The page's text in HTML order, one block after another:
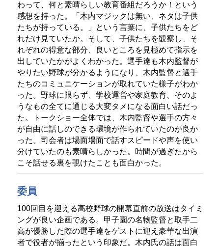
わって、何と素晴らしい教育番組だろうか！という
感想を持った。「木内マジックは無い、ネタは子供
たちが持っている。」という言葉に、子供たちをど
れだけ見ていたか。そして、子供たちを観察し、そ
れぞれの得意な部分、良いところを見極めて指示を
出していたかがよくわかった。選手達も木内監督が
やりたい野球が分かるようになり、木内監督と選手
たちのコミュニケーションが取れていた様子がわか
った。野球に限らず、学校運営や家庭教育、そのよ
うなもの全てに通じる大変タメになる面白い話だっ
た。トークショー全体では、木内監督や選手の方々
が自由に話しのできる環境が作られていたのが良か
った。司会者は場面場面で話すスピードや声を使い
分けていたのも素晴らしかった。時間が過ぎたから
こそ話せる裏を覗けたことも面白かった。
委員
100回目を迎える高校野球の開幕直前の放送はタイミ
ングが良い企画である。甲子園の名物監督と取手二
高が優勝した際の選手達をゲストに迎え豪華な出演
者で役者が揃ったという印象だ。木内氏の話は面白